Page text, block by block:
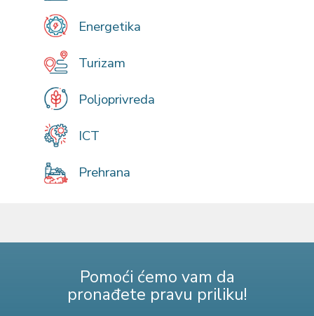
Energetika
Turizam
Poljoprivreda
ICT
Prehrana
Pomoći ćemo vam da
pronađete pravu priliku!